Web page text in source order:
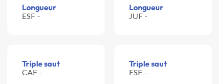
Longueur
ESF -
Longueur
JUF -
Triple saut
CAF -
Triple saut
ESF -